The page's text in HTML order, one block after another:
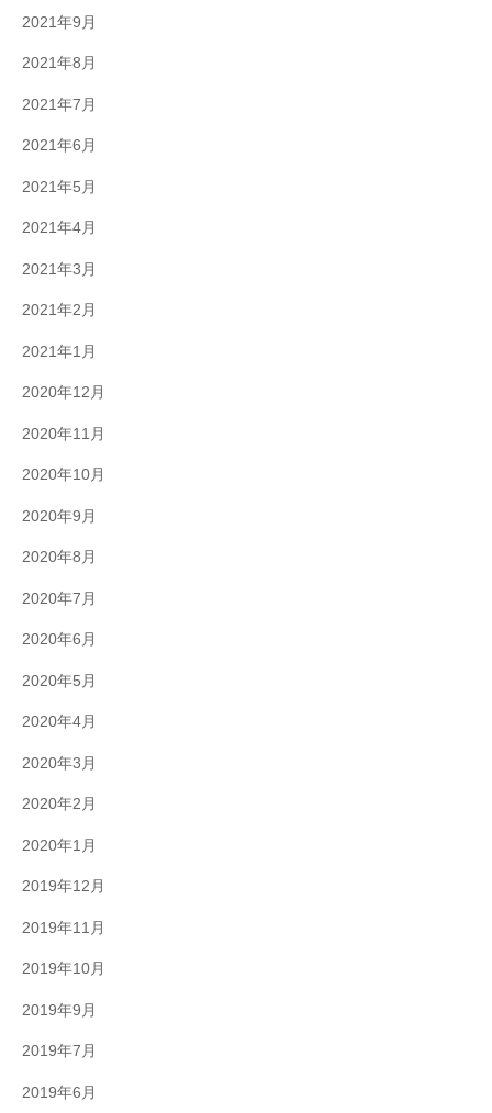
2021年9月
2021年8月
2021年7月
2021年6月
2021年5月
2021年4月
2021年3月
2021年2月
2021年1月
2020年12月
2020年11月
2020年10月
2020年9月
2020年8月
2020年7月
2020年6月
2020年5月
2020年4月
2020年3月
2020年2月
2020年1月
2019年12月
2019年11月
2019年10月
2019年9月
2019年7月
2019年6月